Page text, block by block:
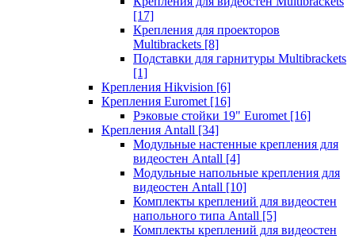
[17]
Крепления для проекторов
Multibrackets [8]
Подставки для гарнитуры Multibrackets
[1]
Крепления Hikvision [6]
Крепления Euromet [16]
Рэковые стойки 19" Euromet [16]
Крепления Antall [34]
Модульные настенные крепления для
видеостен Antall [4]
Модульные напольные крепления для
видеостен Antall [10]
Комплекты креплений для видеостен
напольного типа Antall [5]
Комплекты креплений для видеостен